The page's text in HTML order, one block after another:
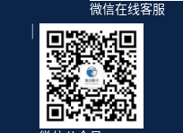
微信在线客服